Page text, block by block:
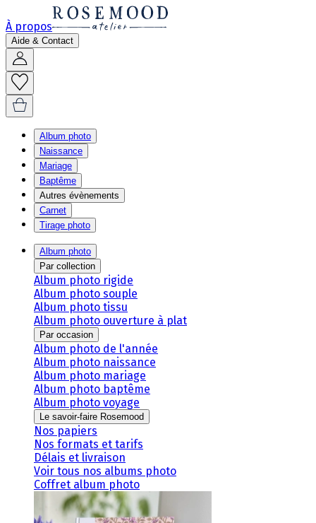
À propos
Aide & Contact
Album photo
Naissance
Mariage
Baptême
Autres évènements
Carnet
Tirage photo
Album photo
Par collection
Album photo rigide
Album photo souple
Album photo tissu
Album photo ouverture à plat
Par occasion
Album photo de l'année
Album photo naissance
Album photo mariage
Album photo baptême
Album photo voyage
Le savoir-faire Rosemood
Nos papiers
Nos formats et tarifs
Délais et livraison
Voir tous nos albums photo
Coffret album photo